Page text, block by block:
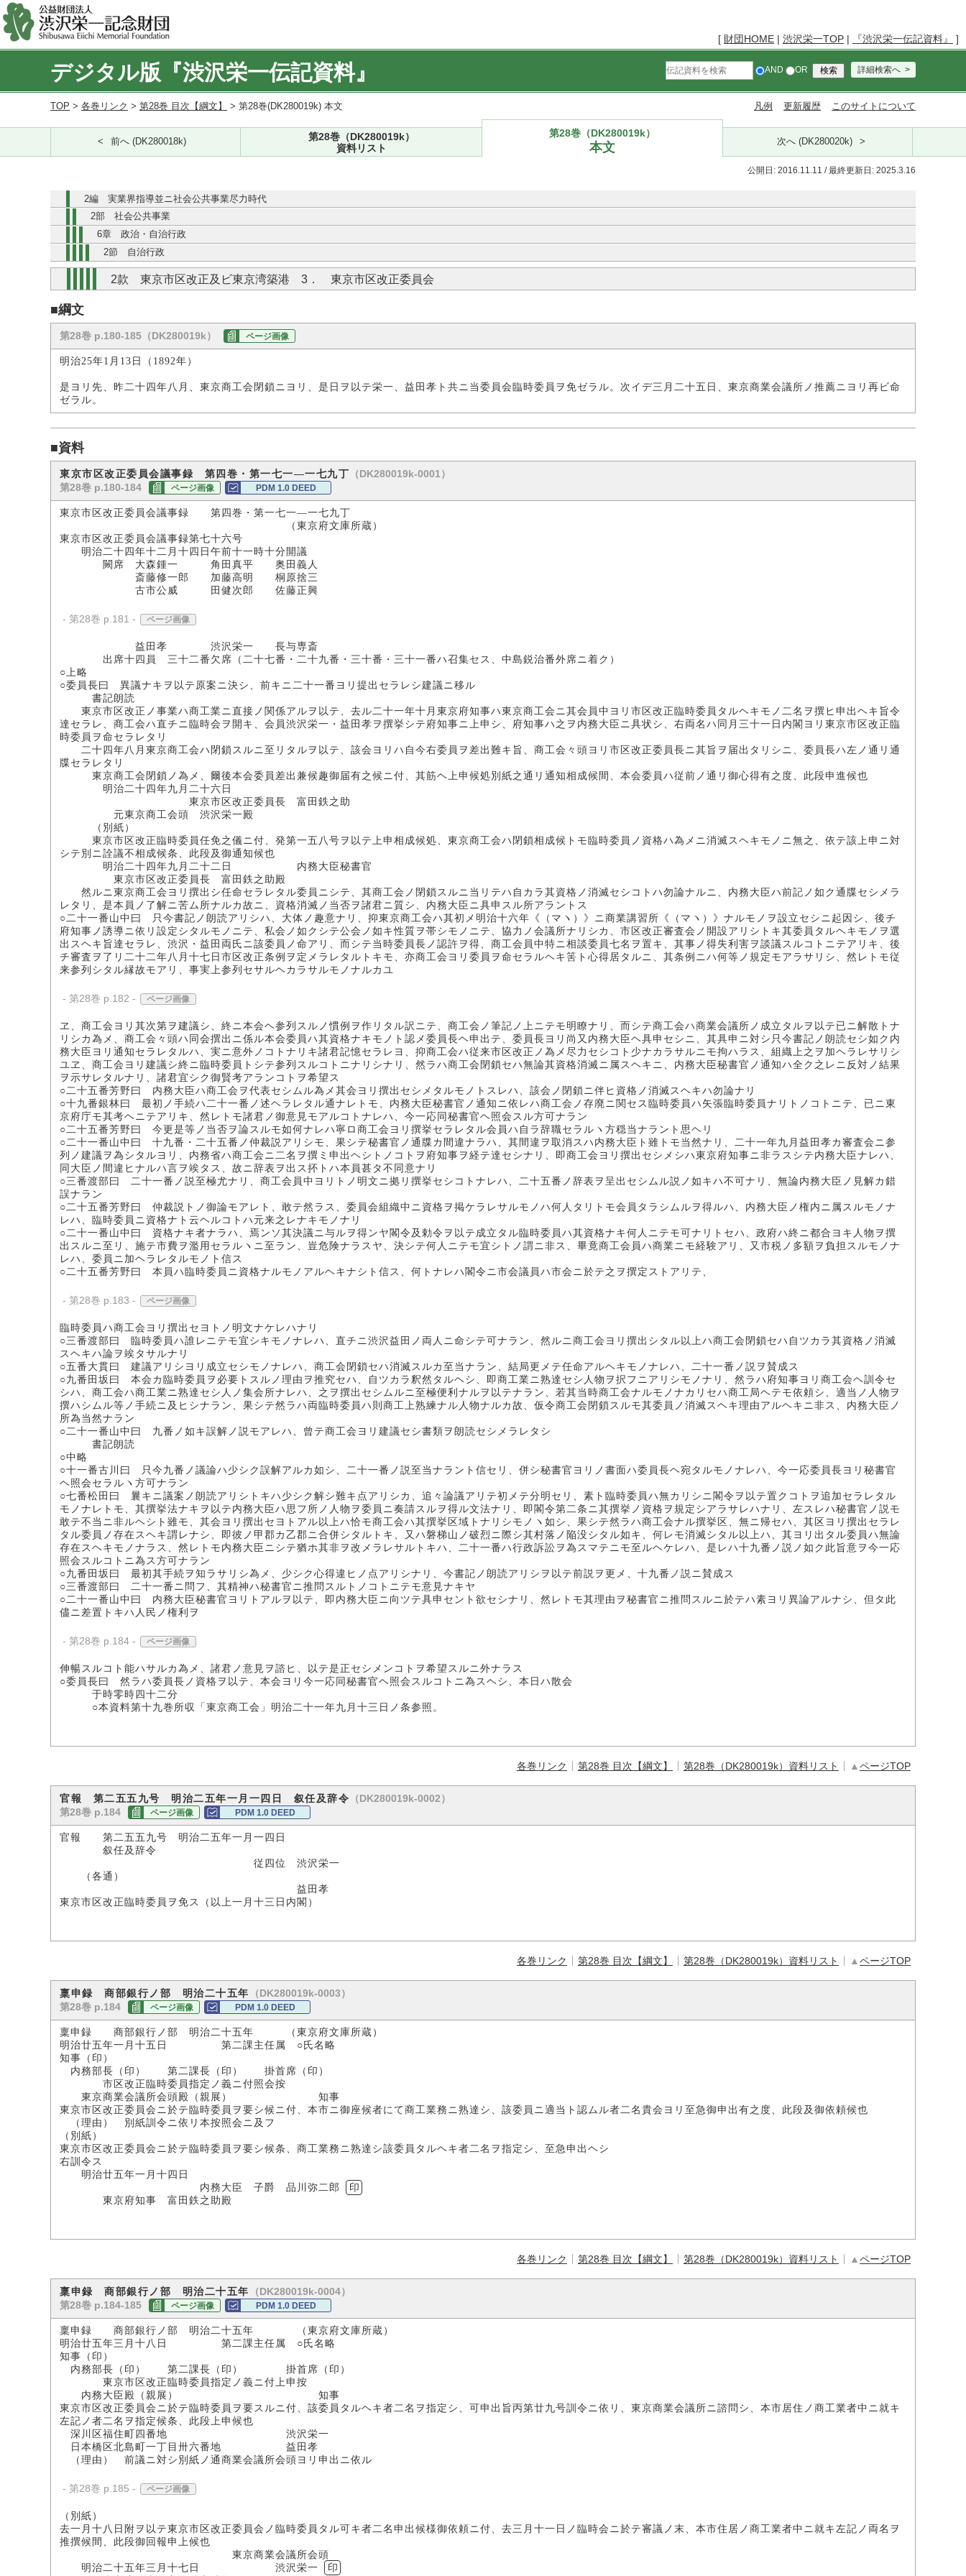
[ 財団HOME | 渋沢栄一TOP | 『渋沢栄一伝記資料』 ]
デジタル版『渋沢栄一伝記資料』 AND OR 詳細検索へ
TOP > 各巻リンク > 第28巻 目次【綱文】 > 第28巻(DK280019k) 本文 凡例 更新履歴 このサイトについて
前へ (DK280018k)
第28巻（DK280019k）
資料リスト
第28巻（DK280019k）
本文 次へ (DK280020k)
公開日: 2016.11.11 / 最終更新日: 2025.3.16
2編 実業界指導並ニ社会公共事業尽力時代
2部 社会公共事業
6章 政治・自治行政
2節 自治行政
2款 東京市区改正及ビ東京湾築港 3． 東京市区改正委員会
■綱文
第28巻 p.180-185（DK280019k） ページ画像
明治25年1月13日（1892年）
是ヨリ先、昨二十四年八月、東京商工会閉鎖ニヨリ、是日ヲ以テ栄一、益田孝ト共ニ当委員会臨時委員ヲ免ゼラル。次イデ三月二十五日、東京商業会議所ノ推薦ニヨリ再ビ命
ゼラル。
■資料
東京市区改正委員会議事録 第四巻・第一七一―一七九丁 （DK280019k-0001）
第28巻 p.180-184
ページ画像 PDM 1.0 DEED
東京市区改正委員会議事録 第四巻・第一七一―一七九丁
（東京府文庫所蔵）
東京市区改正委員会議事録第七十六号
明治二十四年十二月十四日午前十一時十分開議
闕席 大森鍾一 角田真平 奥田義人
斎藤修一郎 加藤高明 桐原捨三
古市公威 田健次郎 佐藤正興
- 第28巻 p.181 - ページ画像
益田孝 渋沢栄一 長与専斎
出席十四員 三十二番欠席（二十七番・二十九番・三十番・三十一番ハ召集セス、中島鋭治番外席ニ着ク）
○上略
○委員長曰 異議ナキヲ以テ原案ニ決シ、前キニ二十一番ヨリ提出セラレシ建議ニ移ル
書記朗読
東京市区改正ノ事業ハ商工業ニ直接ノ関係アルヲ以テ、去ル二十一年十月東京府知事ハ東京商工会ニ其会員中ヨリ市区改正臨時委員タルヘキモノ二名ヲ撰ヒ申出ヘキ旨令
達セラレ、商工会ハ直チニ臨時会ヲ開キ、会員渋沢栄一・益田孝ヲ撰挙シテ府知事ニ上申シ、府知事ハ之ヲ内務大臣ニ具状シ、右両名ハ同月三十一日内閣ヨリ東京市区改正臨
時委員ヲ命セラレタリ
二十四年八月東京商工会ハ閉鎖スルニ至リタルヲ以テ、該会ヨリハ自今右委員ヲ差出難キ旨、商工会々頭ヨリ市区改正委員長ニ其旨ヲ届出タリシニ、委員長ハ左ノ通リ通
牒セラレタリ
東京商工会閉鎖ノ為メ、爾後本会委員差出兼候趣御届有之候ニ付、其筋ヘ上申候処別紙之通リ通知相成候間、本会委員ハ従前ノ通リ御心得有之度、此段申進候也
明治二十四年九月二十六日
東京市区改正委員長 富田鉄之助
元東京商工会頭 渋沢栄一殿
（別紙）
東京市区改正臨時委員任免之儀ニ付、発第一五八号ヲ以テ上申相成候処、東京商工会ハ閉鎖相成候トモ臨時委員ノ資格ハ為メニ消滅スヘキモノニ無之、依テ該上申ニ対
シテ別ニ詮議不相成候条、此段及御通知候也
明治二十四年九月二十二日 内務大臣秘書官
東京市区改正委員長 富田鉄之助殿
然ルニ東京商工会ヨリ撰出シ任命セラレタル委員ニシテ、其商工会ノ閉鎖スルニ当リテハ自カラ其資格ノ消滅セシコトハ勿論ナルニ、内務大臣ハ前記ノ如ク通牒セシメラ
レタリ、是本員ノ了解ニ苦ム所ナルカ故ニ、資格消滅ノ当否ヲ諸君ニ質シ、内務大臣ニ具申スル所アラントス
○二十一番山中曰 只今書記ノ朗読アリシハ、大体ノ趣意ナリ、抑東京商工会ハ其初メ明治十六年《（マヽ）》ニ商業講習所《（マヽ）》ナルモノヲ設立セシニ起因シ、後チ
府知事ノ誘導ニ依リ設定シタルモノニテ、私会ノ如クシテ公会ノ如キ性質ヲ帯シモノニテ、協力ノ会議所ナリシカ、市区改正審査会ノ開設アリシトキ其委員タルヘキモノヲ選
出スヘキ旨達セラレ、渋沢・益田両氏ニ該委員ノ命アリ、而シテ当時委員長ノ認許ヲ得、商工会員中特ニ相談委員七名ヲ置キ、其事ノ得失利害ヲ談議スルコトニテアリキ、後
チ審査ヲ了リ二十二年八月十七日市区改正条例ヲ定メラレタルトキモ、亦商工会ヨリ委員ヲ命セラルヘキ筈ト心得居タルニ、其条例ニハ何等ノ規定モアラサリシ、然レトモ従
来参列シタル縁故モアリ、事実上参列セサルヘカラサルモノナルカユ
- 第28巻 p.182 - ページ画像
ヱ、商工会ヨリ其次第ヲ建議シ、終ニ本会ヘ参列スルノ慣例ヲ作リタル訳ニテ、商工会ノ筆記ノ上ニテモ明瞭ナリ、而シテ商工会ハ商業会議所ノ成立タルヲ以テ已ニ解散トナ
リシカ為メ、商工会々頭ハ同会撰出ニ係ル本会委員ハ其資格ナキモノト認メ委員長ヘ申出テ、委員長ヨリ尚又内務大臣ヘ具申セシニ、其具申ニ対シ只今書記ノ朗読セシ如ク内
務大臣ヨリ通知セラレタルハ、実ニ意外ノコトナリキ諸君記憶セラレヨ、抑商工会ハ従来市区改正ノ為メ尽力セシコト少ナカラサルニモ拘ハラス、組織上之ヲ加ヘラレサリシ
ユヱ、商工会ヨリ建議シ終ニ臨時委員トシテ参列スルコトニナリシナリ、然ラハ商工会閉鎖セハ無論其資格消滅ニ属スヘキニ、内務大臣秘書官ノ通知ハ全ク之レニ反対ノ結果
ヲ示サレタルナリ、諸君宜シク御賢考アランコトヲ希望ス
○二十五番芳野曰 内務大臣ハ商工会ヲ代表セシムル為メ其会ヨリ撰出セシメタルモノトスレハ、該会ノ閉鎖ニ伴ヒ資格ノ消滅スヘキハ勿論ナリ
○十九番銀林曰 最初ノ手続ハ二十一番ノ述ヘラレタル通ナレトモ、内務大臣秘書官ノ通知ニ依レハ商工会ノ存廃ニ関セス臨時委員ハ矢張臨時委員ナリトノコトニテ、已ニ東
京府庁モ其考ヘニテアリキ、然レトモ諸君ノ御意見モアルコトナレハ、今一応同秘書官ヘ照会スル方可ナラン
○二十五番芳野曰 今更是等ノ当否ヲ論スルモ如何ナレハ寧ロ商工会ヨリ撰挙セラレタル会員ハ自ラ辞職セラルヽ方穏当ナラント思ヘリ
○二十一番山中曰 十九番・二十五番ノ仲裁説アリシモ、果シテ秘書官ノ通牒カ間違ナラハ、其間違ヲ取消スハ内務大臣ト雖トモ当然ナリ、二十一年九月益田孝カ審査会ニ参
列ノ建議ヲ為シタルヨリ、内務省ハ商工会ニ二名ヲ撰ミ申出ヘシトノコトヲ府知事ヲ経テ達セシナリ、即商工会ヨリ撰出セシメシハ東京府知事ニ非ラスシテ内務大臣ナレハ、
同大臣ノ間違ヒナルハ言ヲ竢タス、故ニ辞表ヲ出ス抔トハ本員甚タ不同意ナリ
○三番渡部曰 二十一番ノ説至極尤ナリ、商工会員中ヨリトノ明文ニ拠リ撰挙セシコトナレハ、二十五番ノ辞表ヲ呈出セシムル説ノ如キハ不可ナリ、無論内務大臣ノ見解カ錯
誤ナラン
○二十五番芳野曰 仲裁説トノ御論モアレト、敢テ然ラス、委員会組織中ニ資格ヲ掲ケラレサルモノハ何人タリトモ会員タラシムルヲ得ルハ、内務大臣ノ権内ニ属スルモノナ
レハ、臨時委員ニ資格ナト云ヘルコトハ元来之レナキモノナリ
○二十一番山中曰 資格ナキ者ナラハ、焉ンソ其決議ニ与ルヲ得ンヤ閣令及勅令ヲ以テ成立タル臨時委員ハ其資格ナキ何人ニテモ可ナリトセハ、政府ハ終ニ都合ヨキ人物ヲ撰
出スルニ至リ、施テ市費ヲ濫用セラルヽニ至ラン、豈危険ナラスヤ、決シテ何人ニテモ宜シトノ謂ニ非ス、畢竟商工会員ハ商業ニモ経験アリ、又市税ノ多額ヲ負担スルモノナ
レハ、委員ニ加ヘラレタルモノト信ス
○二十五番芳野曰 本員ハ臨時委員ニ資格ナルモノアルヘキナシト信ス、何トナレハ閣令ニ市会議員ハ市会ニ於テ之ヲ撰定ストアリテ、
- 第28巻 p.183 - ページ画像
臨時委員ハ商工会ヨリ撰出セヨトノ明文ナケレハナリ
○三番渡部曰 臨時委員ハ誰レニテモ宜シキモノナレハ、直チニ渋沢益田ノ両人ニ命シテ可ナラン、然ルニ商工会ヨリ撰出シタル以上ハ商工会閉鎖セハ自ツカラ其資格ノ消滅
スヘキハ論ヲ竢タサルナリ
○五番大貫曰 建議アリシヨリ成立セシモノナレハ、商工会閉鎖セハ消滅スルカ至当ナラン、結局更メテ任命アルヘキモノナレハ、二十一番ノ説ヲ賛成ス
○九番田坂曰 本会カ臨時委員ヲ必要トスルノ理由ヲ推究セハ、自ツカラ釈然タルヘシ、即商工業ニ熟達セシ人物ヲ択フニアリシモノナリ、然ラハ府知事ヨリ商工会ヘ訓令セ
シハ、商工会ハ商工業ニ熟達セシ人ノ集会所ナレハ、之ヲ撰出セシムルニ至極便利ナルヲ以テナラン、若其当時商工会ナルモノナカリセハ商工局ヘテモ依頼シ、適当ノ人物ヲ
撰ハシムル等ノ手続ニ及ヒシナラン、果シテ然ラハ両臨時委員ハ則商工上熟練ナル人物ナルカ故、仮令商工会閉鎖スルモ其委員ノ消滅スヘキ理由アルヘキニ非ス、内務大臣ノ
所為当然ナラン
○二十一番山中曰 九番ノ如キ誤解ノ説モアレハ、曾テ商工会ヨリ建議セシ書類ヲ朗読セシメラレタシ
書記朗読
○中略
○十一番古川曰 只今九番ノ議論ハ少シク誤解アルカ如シ、二十一番ノ説至当ナラント信セリ、併シ秘書官ヨリノ書面ハ委員長ヘ宛タルモノナレハ、今一応委員長ヨリ秘書官
ヘ照会セラルヽ方可ナラン
○七番松田曰 曩キニ議案ノ朗読アリシトキハ少シク解シ難キ点アリシカ、追々論議アリテ初メテ分明セリ、素ト臨時委員ハ無カリシニ閣令ヲ以テ置クコトヲ追加セラレタル
モノナレトモ、其撰挙法ナキヲ以テ内務大臣ハ思フ所ノ人物ヲ委員ニ奏請スルヲ得ル文法ナリ、即閣令第二条ニ其撰挙ノ資格ヲ規定シアラサレハナリ、左スレハ秘書官ノ説モ
敢テ不当ニ非ルヘシト雖モ、其会ヨリ撰出セヨトアル以上ハ恰モ商工会ハ其撰挙区域トナリシモノヽ如シ、果シテ然ラハ商工会ナル撰挙区、無ニ帰セハ、其区ヨリ撰出セラレ
タル委員ノ存在スヘキ謂レナシ、即彼ノ甲郡カ乙郡ニ合併シタルトキ、又ハ磐梯山ノ破烈ニ際シ其村落ノ陥没シタル如キ、何レモ消滅シタル以上ハ、其ヨリ出タル委員ハ無論
存在スヘキモノナラス、然レトモ内務大臣ニシテ猶ホ其非ヲ改メラレサルトキハ、二十一番ハ行政訴訟ヲ為スマテニモ至ルヘケレハ、是レハ十九番ノ説ノ如ク此旨意ヲ今一応
照会スルコトニ為ス方可ナラン
○九番田坂曰 最初其手続ヲ知ラサリシ為メ、少シク心得違ヒノ点アリシナリ、今書記ノ朗読アリシヲ以テ前説ヲ更メ、十九番ノ説ニ賛成ス
○三番渡部曰 二十一番ニ問フ、其精神ハ秘書官ニ推問スルトノコトニテモ意見ナキヤ
○二十一番山中曰 内務大臣秘書官ヨリトアルヲ以テ、即内務大臣ニ向ツテ具申セント欲セシナリ、然レトモ其理由ヲ秘書官ニ推問スルニ於テハ素ヨリ異論アルナシ、但タ此
儘ニ差置トキハ人民ノ権利ヲ
- 第28巻 p.184 - ページ画像
伸暢スルコト能ハサルカ為メ、諸君ノ意見ヲ諮ヒ、以テ是正セシメンコトヲ希望スルニ外ナラス
○委員長曰 然ラハ委員長ノ資格ヲ以テ、本会ヨリ今一応同秘書官ヘ照会スルコトニ為スヘシ、本日ハ散会
于時零時四十二分
○本資料第十九巻所収「東京商工会」明治二十一年九月十三日ノ条参照。
各巻リンク 第28巻 目次【綱文】 第28巻（DK280019k）資料リスト ▲ページTOP
官報 第二五五九号 明治二五年一月一四日 叙任及辞令 （DK280019k-0002）
第28巻 p.184
ページ画像 PDM 1.0 DEED
官報 第二五五九号 明治二五年一月一四日
叙任及辞令
従四位 渋沢栄一
（各通）
益田孝
東京市区改正臨時委員ヲ免ス（以上一月十三日内閣）
各巻リンク 第28巻 目次【綱文】 第28巻（DK280019k）資料リスト ▲ページTOP
稟申録 商部銀行ノ部 明治二十五年
（DK280019k-0003）
第28巻 p.184
ページ画像 PDM 1.0 DEED
稟申録 商部銀行ノ部 明治二十五年 （東京府文庫所蔵）
明治廿五年一月十五日 第二課主任属 ○氏名略
知事（印）
内務部長（印） 第二課長（印） 掛首席（印）
市区改正臨時委員指定ノ義ニ付照会按
東京商業会議所会頭殿（親展） 知事
東京市区改正委員会ニ於テ臨時委員ヲ要シ候ニ付、本市ニ御座候者にて商工業務ニ熟達シ、該委員ニ適当ト認ムル者二名貴会ヨリ至急御申出有之度、此段及御依頼候也
（理由） 別紙訓令ニ依リ本按照会ニ及フ
（別紙）
東京市区改正委員会ニ於テ臨時委員ヲ要シ候条、商工業務ニ熟達シ該委員タルヘキ者二名ヲ指定シ、至急申出ヘシ
右訓令ス
明治廿五年一月十四日
内務大臣 子爵 品川弥二郎
印
東京府知事 富田鉄之助殿
各巻リンク 第28巻 目次【綱文】 第28巻（DK280019k）資料リスト ▲ページTOP
稟申録 商部銀行ノ部 明治二十五年
（DK280019k-0004）
第28巻 p.184-185
ページ画像 PDM 1.0 DEED
稟申録 商部銀行ノ部 明治二十五年 （東京府文庫所蔵）
明治廿五年三月十八日 第二課主任属 ○氏名略
知事（印）
内務部長（印） 第二課長（印） 掛首席（印）
東京市区改正臨時委員指定ノ義ニ付上申按
内務大臣殿（親展） 知事
東京市区改正委員会ニ於テ臨時委員ヲ要スルニ付、該委員タルヘキ者二名ヲ指定シ、可申出旨丙第廿九号訓令ニ依リ、東京商業会議所ニ諮問シ、本市居住ノ商工業者中ニ就キ
左記ノ者二名ヲ指定候条、此段上申候也
深川区福住町四番地 渋沢栄一
日本橋区北島町一丁目卅六番地 益田孝
（理由） 前議ニ対シ別紙ノ通商業会議所会頭ヨリ申出ニ依ル
- 第28巻 p.185 - ページ画像
（別紙）
去一月十八日附ヲ以テ東京市区改正委員会ノ臨時委員タル可キ者二名申出候様御依頼ニ付、去三月十一日ノ臨時会ニ於テ審議ノ末、本市住居ノ商工業者中ニ就キ左記ノ両名ヲ
推撰候間、此段御回報申上候也
東京商業会議所会頭
明治二十五年三月十七日 渋沢栄一
印